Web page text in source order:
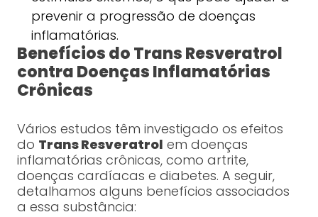
prevenir a progressão de doenças
inflamatórias.
Benefícios do Trans Resveratrol
contra Doenças Inflamatórias
Crônicas
Vários estudos têm investigado os efeitos
do Trans Resveratrol em doenças
inflamatórias crônicas, como artrite,
doenças cardíacas e diabetes. A seguir,
detalhamos alguns benefícios associados
a essa substância: